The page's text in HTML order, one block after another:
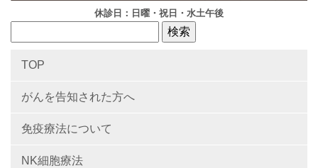
休診日：日曜・祝日・水土午後
TOP
がんを告知された方へ
免疫療法について
NK細胞療法